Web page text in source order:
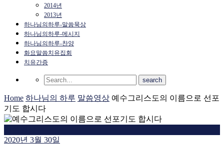
2014년
2013년
하나님의하루-말씀묵상
하나님의하루-메시지
하나님의하루-찬양
화요말씀치유집회
치유간증
Home 하나님의 하루 말씀영상 예수그리스도의 이름으로 선포
기도 합시다
2020년 3월 30일